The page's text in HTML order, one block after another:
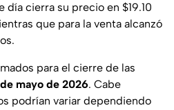
día cierra su precio en $19.10
que para la venta alcanzó
para el cierre de las
mayo de 2026. Cabe
podrían variar dependiendo